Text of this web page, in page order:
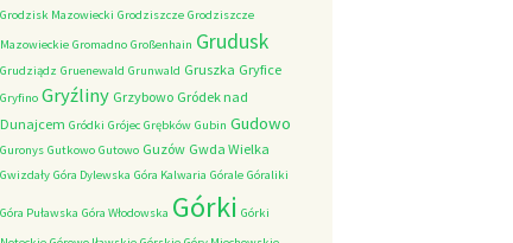
Grodzisk Mazowiecki Grodziszcze Grodziszcze
Mazowieckie Gromadno Großenhain Grudusk
Grudziądz Gruenewald Grunwald Gruszka Gryfice
Gryfino Gryźliny Grzybowo Gródek nad
Dunajcem Gródki Grójec Grębków Gubin Gudowo
Guronys Gutkowo Gutowo Guzów Gwda Wielka
Gwizdały Góra Dylewska Góra Kalwaria Górale Góraliki
Góra Puławska Góra Włodowska Górki Górki